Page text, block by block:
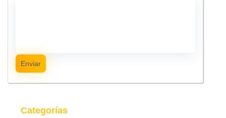
Enviar
Categorías